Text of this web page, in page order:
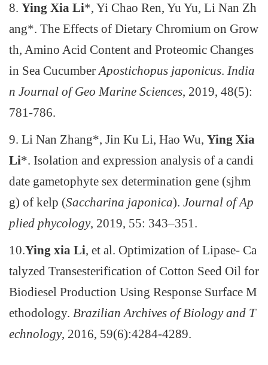
8. Ying Xia Li*, Yi Chao Ren, Yu Yu, Li Nan Zh
ang*. The Effects of Dietary Chromium on Grow
th, Amino Acid Content and Proteomic Changes
in Sea CucumberApostichopus japonicus. India
n Journal of Geo Marine Sciences, 2019, 48(5):
781-786.
9. Li Nan Zhang*, Jin Ku Li, Hao Wu, Ying Xia
Li*. Isolation and expression analysis of a candi
date gametophyte sex determination gene (sjhm
g) of kelp (Saccharina japonica). Journal of Ap
plied phycology, 2019, 55: 343–351.
10.Ying xia Li, et al. Optimization of Lipase- Ca
talyzed Transesterification of Cotton Seed Oil for
Biodiesel Production Using Response Surface M
ethodology. Brazilian Archives of Biology and T
echnology, 2016, 59(6):4284-4289.